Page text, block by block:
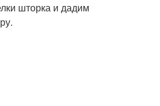
шторка и дадим